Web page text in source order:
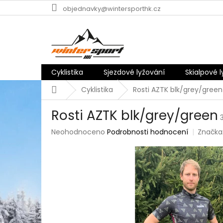
na
objednavky@wintersporthk.cz
Cyklistika Sjezdové lyžování Skialpové
DomůCyklistika Rosti AZTK blk/grey/green
Rosti AZTK blk/grey/green
Průměrné
Neohodnoceno Podrobnosti hodnocení